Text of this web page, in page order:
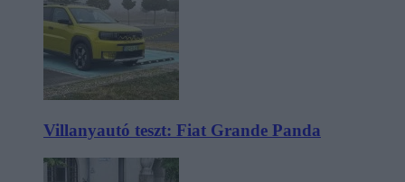
Villanyautó teszt: Fiat Grande Panda